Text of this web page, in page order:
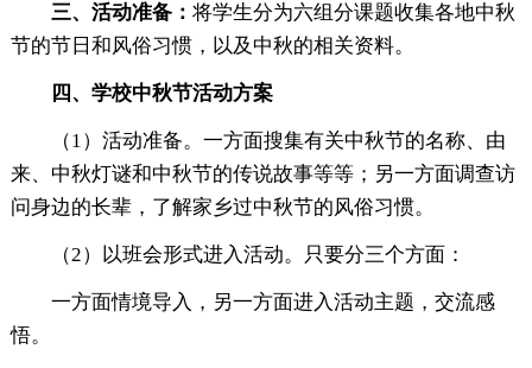
三、活动准备： 将学生分为六组分课题收集各地中秋
节的节日和风俗习惯，以及中秋的相关资料。
四、学校中秋节活动方案
（1）活动准备。一方面搜集有关中秋节的名称、由
来、中秋灯谜和中秋节的传说故事等等；另一方面调查访
问身边的长辈，了解家乡过中秋节的风俗习惯。
（2）以班会形式进入活动。只要分三个方面：
一方面情境导入，另一方面进入活动主题，交流感
悟。